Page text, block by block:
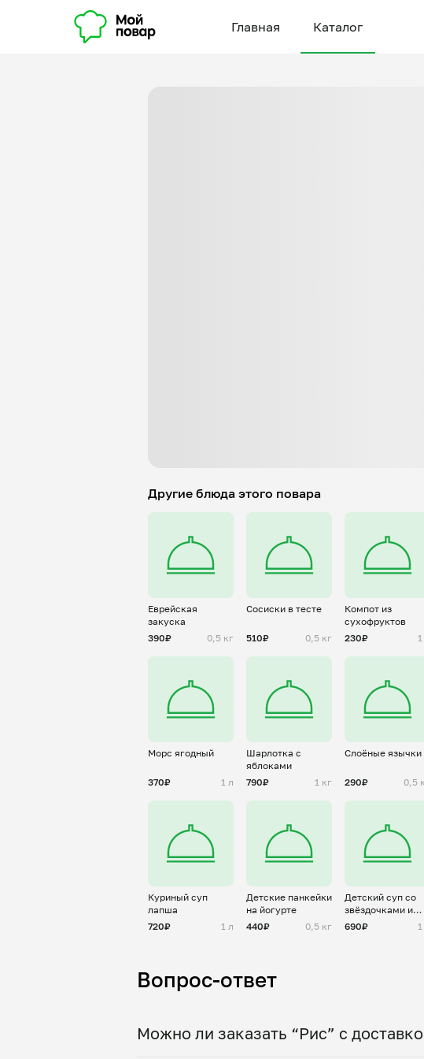
Главная Каталог
Другие блюда этого повара
Еврейская
закуска
390₽
0,5 кг
Сосиски в тесте
510₽ 0,5 кг
Компот из
сухофруктов
230₽
Морс ягодный
370₽ 1 л
Шарлотка с
яблоками
790₽
1 кг
Слоёные язычки
290₽ 0,5
Куриный суп
лапша
720₽
1 л
Детские панкейки
на йогурте
440₽
0,5 кг
Детский суп со
звёздочками и
фрикадельками
690₽
Вопрос-ответ
Можно ли заказать “Рис” с